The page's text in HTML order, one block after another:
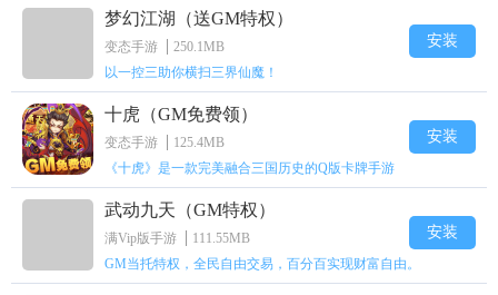
梦幻江湖（送GM特权）
变态手游
250.1MB
以一控三助你横扫三界仙魔！
安装
十虎（GM免费领）
变态手游
125.4MB
《十虎》是一款完美融合三国历史的Q版卡牌手游
安装
武动九天（GM特权）
满Vip版手游
111.55MB
GM当托特权，全民自由交易，百分百实现财富自由。
安装